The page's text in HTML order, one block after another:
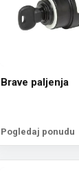
Brave paljenja
Pogledaj ponudu